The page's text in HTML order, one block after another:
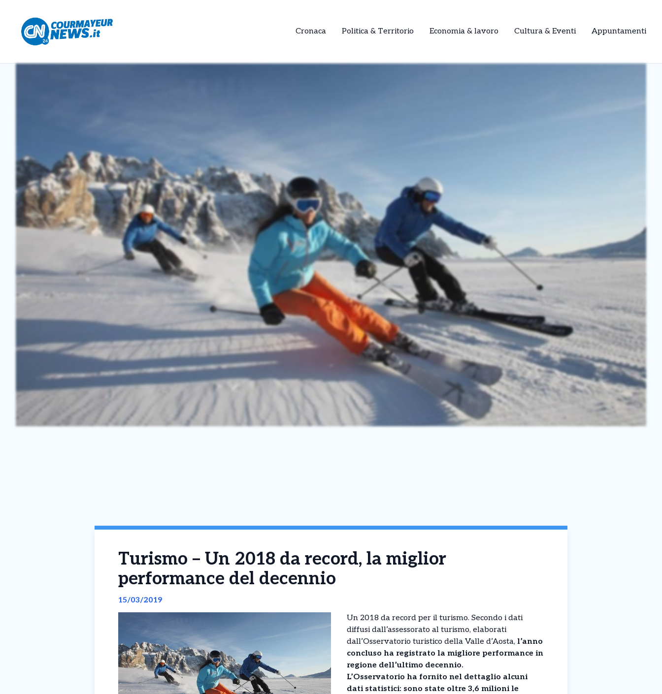
Cronaca Politica & Territorio Economia & lavoro Cultura & Eventi Appuntamenti
Turismo – Un 2018 da record, la miglior
performance del decennio
15/03/2019
Un 2018 da record per il turismo. Secondo i dati
diffusi dall’assessorato al turismo, elaborati
dall’Osservatorio turistico della Valle d’Aosta, l’anno
concluso ha registrato la migliore performance in
regione dell’ultimo decennio.
L’Osservatorio ha fornito nel dettaglio alcuni
dati statistici: sono state oltre 3,6 milioni le